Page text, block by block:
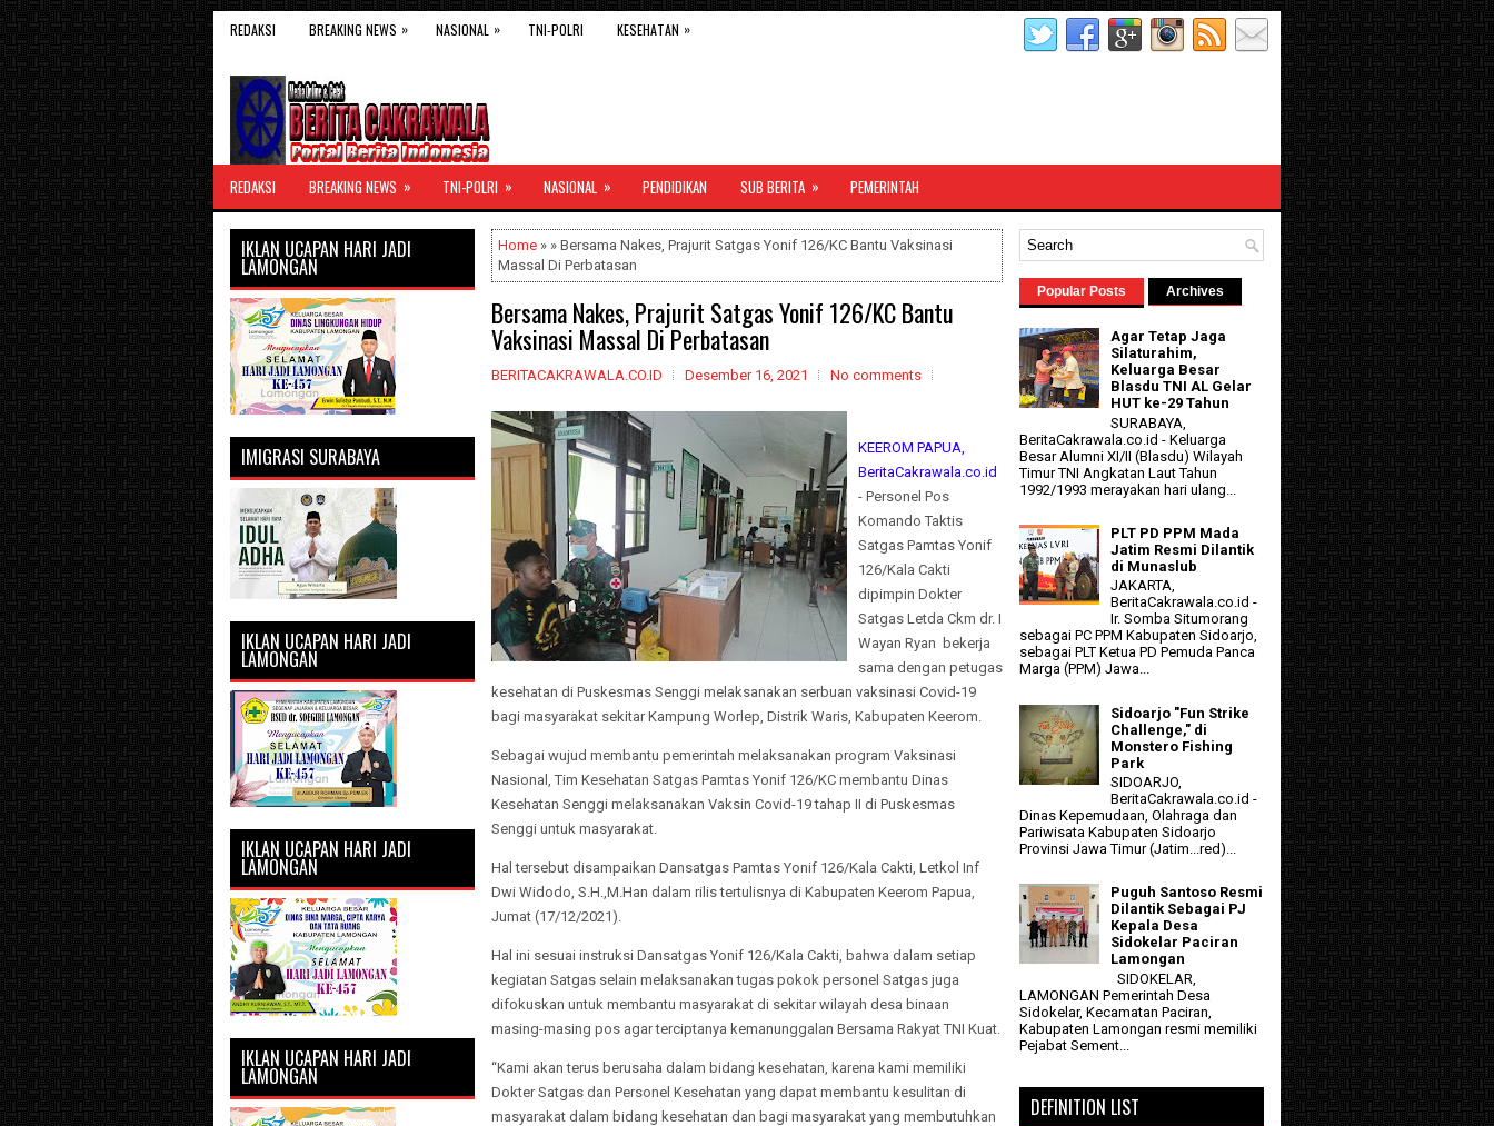
REDAKSI BREAKING NEWS » NASIONAL » TNI-POLRI KESEHATAN »
REDAKSI BREAKING NEWS » TNI-POLRI » NASIONAL » PENDIDIKAN SUB BERITA » PEMERINTAH
Home » » Bersama Nakes, Prajurit Satgas Yonif 126/KC Bantu Vaksinasi
Massal Di Perbatasan
Bersama Nakes, Prajurit Satgas Yonif 126/KC Bantu
Vaksinasi Massal Di Perbatasan
BERITACAKRAWALA.CO.ID Desember 16, 2021 No comments
KEEROM PAPUA,
BeritaCakrawala.co.id
- Personel Pos
Komando Taktis
Satgas Pamtas Yonif
126/Kala Cakti
dipimpin Dokter
Satgas Letda Ckm dr. I
Wayan Ryan bekerja
sama dengan petugas
kesehatan di Puskesmas Senggi melaksanakan serbuan vaksinasi Covid-19
bagi masyarakat sekitar Kampung Worlep, Distrik Waris, Kabupaten Keerom.
Sebagai wujud membantu pemerintah melaksanakan program Vaksinasi
Nasional, Tim Kesehatan Satgas Pamtas Yonif 126/KC membantu Dinas
Kesehatan Senggi melaksanakan Vaksin Covid-19 tahap II di Puskesmas
Senggi untuk masyarakat.
Hal tersebut disampaikan Dansatgas Pamtas Yonif 126/Kala Cakti, Letkol Inf
Dwi Widodo, S.H.,M.Han dalam rilis tertulisnya di Kabupaten Keerom Papua,
Jumat (17/12/2021).
Hal ini sesuai instruksi Dansatgas Yonif 126/Kala Cakti, bahwa dalam setiap
kegiatan Satgas selain melaksanakan tugas pokok personel Satgas juga
difokuskan untuk membantu masyarakat di sekitar wilayah desa binaan
masing-masing pos agar terciptanya kemanunggalan Bersama Rakyat TNI Kuat.
“Kami akan terus berusaha dalam bidang kesehatan, karena kami memiliki
Dokter Satgas dan Personel Kesehatan yang dapat membantu kesulitan di
masyarakat dalam bidang kesehatan dan bagi masyarakat yang membutuhkan
IKLAN UCAPAN HARI JADI
LAMONGAN
IMIGRASI SURABAYA
IKLAN UCAPAN HARI JADI
LAMONGAN
IKLAN UCAPAN HARI JADI
LAMONGAN
IKLAN UCAPAN HARI JADI
LAMONGAN
Popular Posts Archives
Agar Tetap Jaga
Silaturahim,
Keluarga Besar
Blasdu TNI AL Gelar
HUT ke-29 Tahun
SURABAYA,
BeritaCakrawala.co.id - Keluarga
Besar Alumni XI/II (Blasdu) Wilayah
Timur TNI Angkatan Laut Tahun
1992/1993 merayakan hari ulang...
PLT PD PPM Mada
Jatim Resmi Dilantik
di Munaslub
JAKARTA,
BeritaCakrawala.co.id -
Ir. Somba Situmorang
sebagai PC PPM Kabupaten Sidoarjo,
sebagai PLT Ketua PD Pemuda Panca
Marga (PPM) Jawa...
Sidoarjo "Fun Strike
Challenge," di
Monstero Fishing
Park
SIDOARJO,
BeritaCakrawala.co.id -
Dinas Kepemudaan, Olahraga dan
Pariwisata Kabupaten Sidoarjo
Provinsi Jawa Timur (Jatim...red)...
Puguh Santoso Resmi
Dilantik Sebagai PJ
Kepala Desa
Sidokelar Paciran
Lamongan
SIDOKELAR,
LAMONGAN Pemerintah Desa
Sidokelar, Kecamatan Paciran,
Kabupaten Lamongan resmi memiliki
Pejabat Sement...
DEFINITION LIST